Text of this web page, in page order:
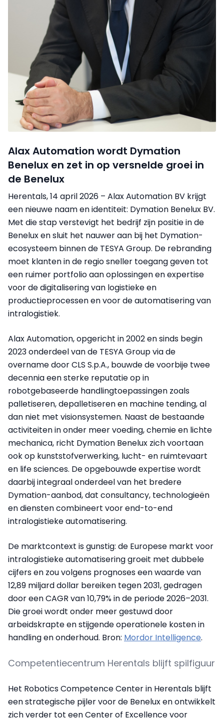
Alax Automation wordt Dymation
Benelux en zet in op versnelde groei in
de Benelux
Herentals, 14 april 2026 – Alax Automation BV krijgt
een nieuwe naam en identiteit: Dymation Benelux BV.
Met die stap verstevigt het bedrijf zijn positie in de
Benelux en sluit het nauwer aan bij het Dymation-
ecosysteem binnen de TESYA Group. De rebranding
moet klanten in de regio sneller toegang geven tot
een ruimer portfolio aan oplossingen en expertise
voor de digitalisering van logistieke en
productieprocessen en voor de automatisering van
intralogistiek.
Alax Automation, opgericht in 2002 en sinds begin
2023 onderdeel van de TESYA Group via de
overname door CLS S.p.A., bouwde de voorbije twee
decennia een sterke reputatie op in
robotgebaseerde handlingtoepassingen zoals
palletiseren, depalletiseren en machine tending, al
dan niet met visionsystemen. Naast de bestaande
activiteiten in onder meer voeding, chemie en lichte
mechanica, richt Dymation Benelux zich voortaan
ook op kunststofverwerking, lucht- en ruimtevaart
en life sciences. De opgebouwde expertise wordt
daarbij integraal onderdeel van het bredere
Dymation-aanbod, dat consultancy, technologieën
en diensten combineert voor end-to-end
intralogistieke automatisering.
De marktcontext is gunstig: de Europese markt voor
intralogistieke automatisering groeit met dubbele
cijfers en zou volgens prognoses een waarde van
12,89 miljard dollar bereiken tegen 2031, gedragen
door een CAGR van 10,79% in de periode 2026–2031.
Die groei wordt onder meer gestuwd door
arbeidskrapte en stijgende operationele kosten in
handling en onderhoud. Bron: Mordor Intelligence.
Competentiecentrum Herentals blijft spilfiguur
Het Robotics Competence Center in Herentals blijft
een strategische pijler voor de Benelux en ontwikkelt
zich verder tot een Center of Excellence voor